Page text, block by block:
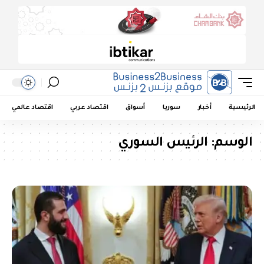
الرئيسية أخبار سوريا أسواق اقتصاد عربي اقتصاد عالمي
الوسم:الرئيس السوري